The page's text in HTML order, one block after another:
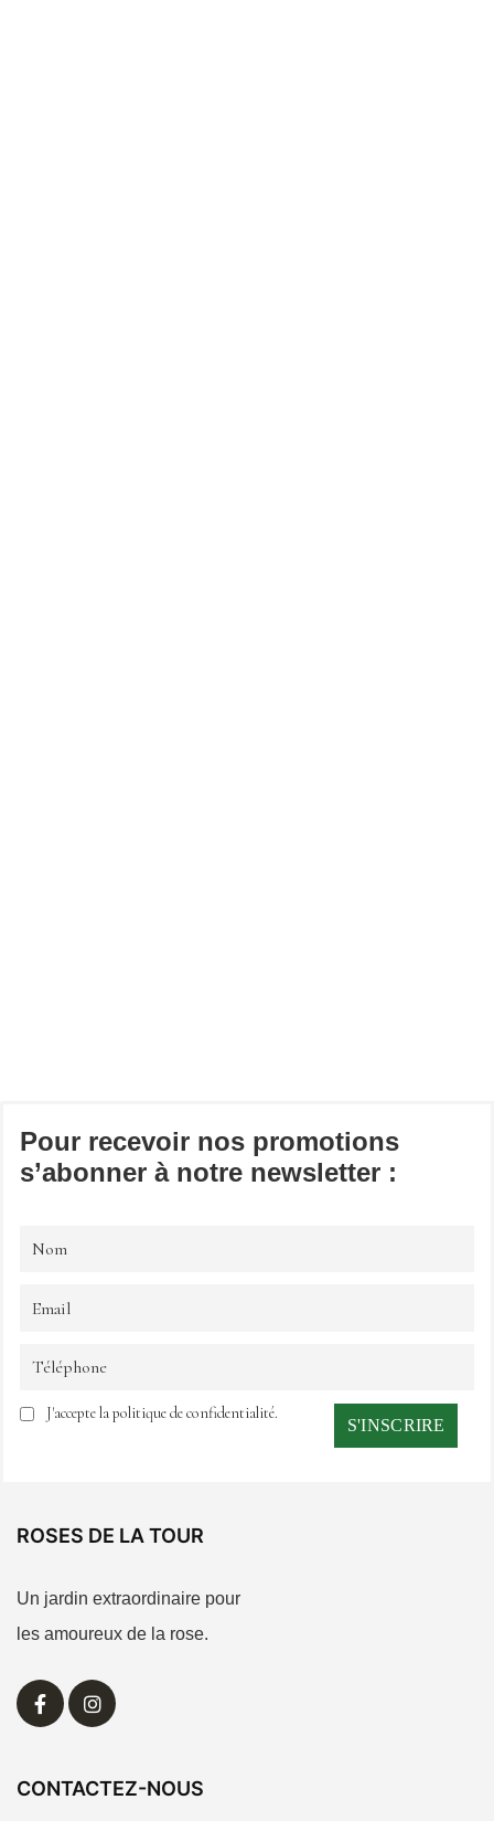
Pour recevoir nos promotions
s’abonner à notre newsletter :
J'accepte la politique de confidentialité.
ROSES DE LA TOUR
Un jardin extraordinaire pour
les amoureux de la rose.
CONTACTEZ-NOUS